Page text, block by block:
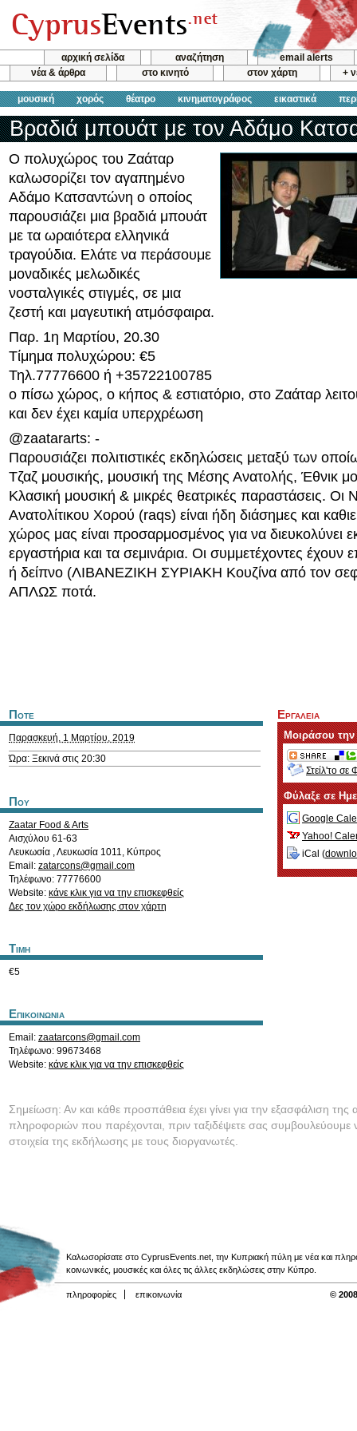
αρχική σελίδα αναζήτηση
email alerts
νέα & άρθρα
στο κινητό στον χάρτη +
μουσική χορός θέατρο κινηματογράφος εικαστικά
Βραδιά μπουάτ με τον Αδάμο
Ο πολυχώρος του Ζαάταρ
καλωσορίζει τον αγαπημένο
Αδάμο Κατσαντώνη ο οποίος
παρουσιάζει μια βραδιά μπουάτ
με τα ωραιότερα ελληνικά
τραγούδια. Ελάτε να περάσουμε
μοναδικές μελωδικές
νοσταλγικές στιγμές, σε μια
ζεστή και μαγευτική ατμόσφαιρα.
Παρ. 1η Μαρτίου, 20.30
Τίμημα πολυχώρου: €5
Τηλ.77776600 ή +35722100785
ο πίσω χώρος, ο κήπος & εστιατόριο, στο Ζαάταρ
και δεν έχει καμία υπερχρέωση
@zaatararts: -
Παρουσιάζει πολιτιστικές εκδηλώσεις μεταξύ των
Τζαζ μουσικής, μουσική της Μέσης Ανατολής, Έθνικ
Κλασική μουσική & μικρές θεατρικές παραστάσεις. Οι
Ανατολίτικου Χορού (raqs) είναι ήδη διάσημες και
χώρος μας είναι προσαρμοσμένος για να διευκολύνει
εργαστήρια και τα σεμινάρια. Οι συμμετέχοντες έχουν
ή δείπνο (ΛΙΒΑΝΕΖΙΚΗ ΣΥΡΙΑΚΗ Κουζίνα από τον
ΑΠΛΩΣ ποτά.
Ποτε
Παρασκευή, 1 Μαρτίου, 2019
Ώρα: Ξεκινά στις 20:30
Που
Zaatar Food & Arts
Αισχύλου 61-63
Λευκωσία ,Λευκωσία 1011, Κύπρος
Email: zatarcons@gmail.com
Τηλέφωνο: 77776600
Website: κάνε κλικ για να την επισκεφθείς
Δες τον χώρο εκδήλωσης στον χάρτη
Τιμη
€5
Επικοινωνια
Email: zaatarcons@gmail.com
Τηλέφωνο: 99673468
Website: κάνε κλικ για να την επισκεφθείς
Εργαλεια
Μοιράσου
Στείλ'το σε
Φύλαξε σε
Google
Yahoo!
iCal (
Σημείωση: Αν και κάθε προσπάθεια έχει γίνει για την εξασφάλιση της
πληροφοριών που παρέχονται, πριν ταξιδέψετε σας συμβουλεύουμε
στοιχεία της εκδήλωσης με τους διοργανωτές.
Καλωσορίσατε στο CyprusEvents.net, την Κυπριακή πύλη με νέα και
κοινωνικές, μουσικές και όλες τις άλλες εκδηλώσεις στην Κύπρο.
πληροφορίες επικοινωνία ©